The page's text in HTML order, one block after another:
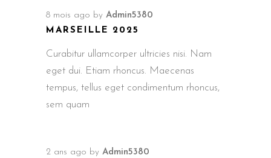
8 mois ago by Admin5380
MARSEILLE 2025
Curabitur ullamcorper ultricies nisi. Nam
eget dui. Etiam rhoncus. Maecenas
tempus, tellus eget condimentum rhoncus,
sem quam
2 ans ago by Admin5380